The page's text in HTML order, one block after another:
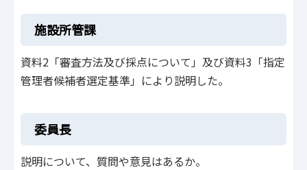
施設所管課
資料2「審査方法及び採点について」及び資料3「指定
管理者候補者選定基準」により説明した。
委員長
説明について、質問や意見はあるか。